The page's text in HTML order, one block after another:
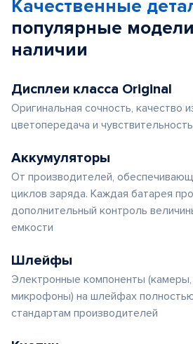
Качественные
популярные модели
наличии
Дисплеи класса Original
Оригинальная сочность, качество
цветопередача и
Аккумуляторы
От производителей,
циклов заряда. Каждая батарея
дополнительный контроль
емкости
Шлейфы
Электронные компоненты
микрофоны) на шлейфах
стандартам производителей